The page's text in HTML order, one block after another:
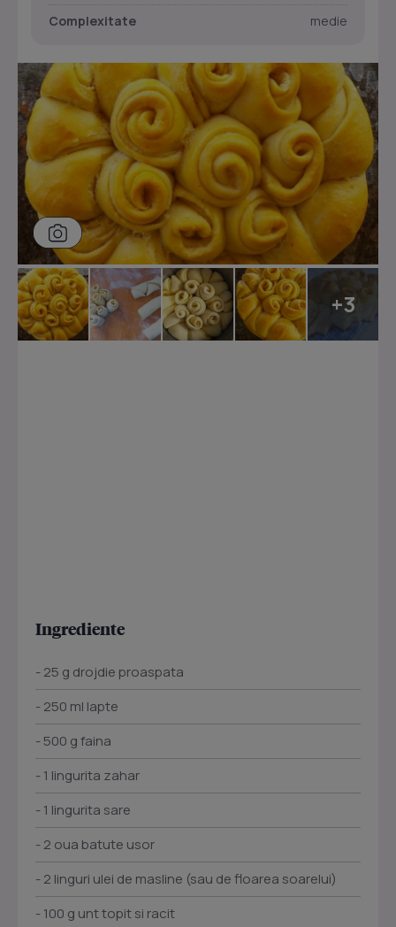
Complexitate
medie
+3
Ingrediente
- 25 g drojdie proaspata
- 250 ml lapte
- 500 g faina
- 1 lingurita zahar
- 1 lingurita sare
- 2 oua batute usor
- 2 linguri ulei de masline (sau de floarea soarelui)
- 100 g unt topit si racit